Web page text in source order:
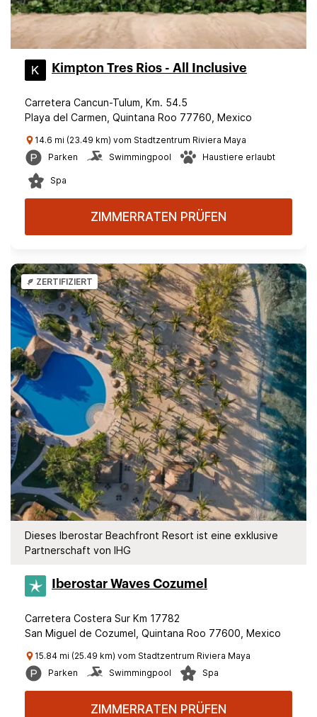
Kimpton Tres Rios - All Inclusive
Carretera Cancun-Tulum, Km. 54.5
Playa del Carmen, Quintana Roo 77760, Mexico
14.6 mi (23.49 km) vom Stadtzentrum Riviera Maya
Parken
Swimmingpool Haustiere erlaubt
Spa
ZIMMERRATEN PRÜFEN
ZERTIFIZIERT
Dieses Iberostar Beachfront Resort ist eine exklusive
Partnerschaft von IHG
Iberostar Waves Cozumel
Carretera Costera Sur Km 17782
San Miguel de Cozumel, Quintana Roo 77600, Mexico
15.84 mi (25.49 km) vom Stadtzentrum Riviera Maya
Parken
Swimmingpool Spa
ZIMMERRATEN PRÜFEN